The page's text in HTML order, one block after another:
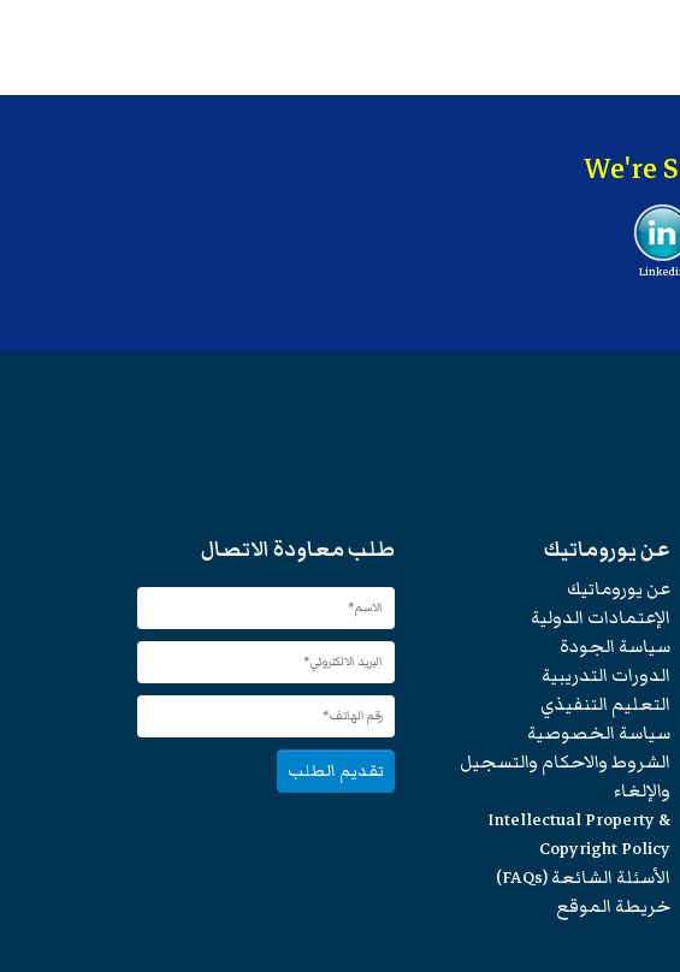
We're
عن يوروماتيك
عن يوروماتيك
الإعتمادات الدولية
سياسة الجودة
الدورات التدريبية
التعليم التنفيذي
سياسة الخصوصية
الشروط والاحكام والتسجيل
والإلغاء
Intellectual Property &
Copyright Policy
الأسئلة الشائعة (FAQs)
خريطة الموقع
طلب معاودة الاتصال
تقديم الطلب